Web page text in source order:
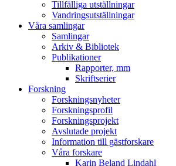
Tillfälliga utställningar
Vandringsutställningar
Våra samlingar
Samlingar
Arkiv & Bibliotek
Publikationer
Rapporter, mm
Skriftserier
Forskning
Forskningsnyheter
Forskningsprofil
Forskningsprojekt
Avslutade projekt
Information till gästforskare
Våra forskare
Karin Beland Lindahl